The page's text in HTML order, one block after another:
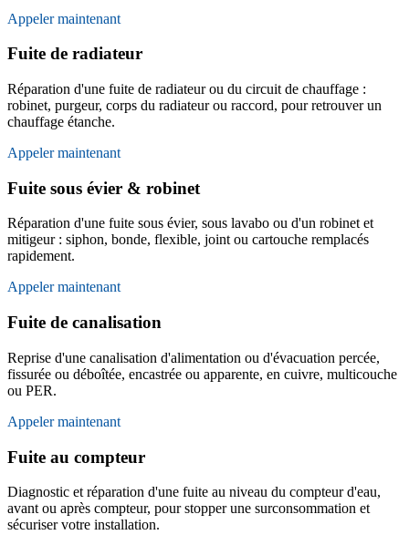
Appeler maintenant
Fuite de radiateur
Réparation d'une fuite de radiateur ou du circuit de chauffage :
robinet, purgeur, corps du radiateur ou raccord, pour retrouver un
chauffage étanche.
Appeler maintenant
Fuite sous évier & robinet
Réparation d'une fuite sous évier, sous lavabo ou d'un robinet et
mitigeur : siphon, bonde, flexible, joint ou cartouche remplacés
rapidement.
Appeler maintenant
Fuite de canalisation
Reprise d'une canalisation d'alimentation ou d'évacuation percée,
fissurée ou déboîtée, encastrée ou apparente, en cuivre, multicouche
ou PER.
Appeler maintenant
Fuite au compteur
Diagnostic et réparation d'une fuite au niveau du compteur d'eau,
avant ou après compteur, pour stopper une surconsommation et
sécuriser votre installation.